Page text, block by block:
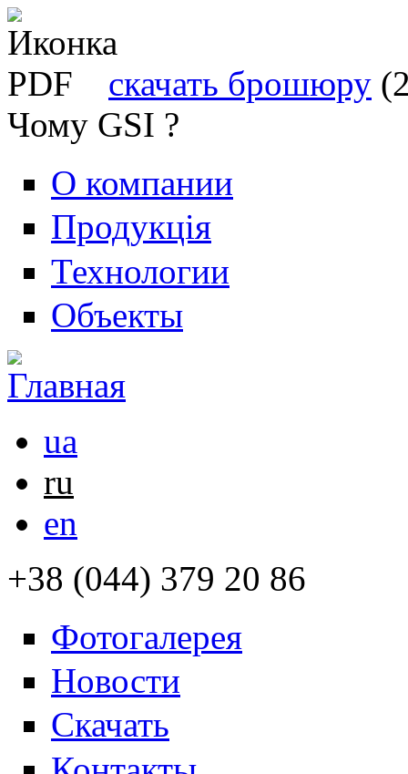
скачать брошюру
Чому GSI ?
О компании
Продукція
Технологии
Объекты
ua
ru
en
+38 (044) 379 20 86
Фотогалерея
Новости
Скачать